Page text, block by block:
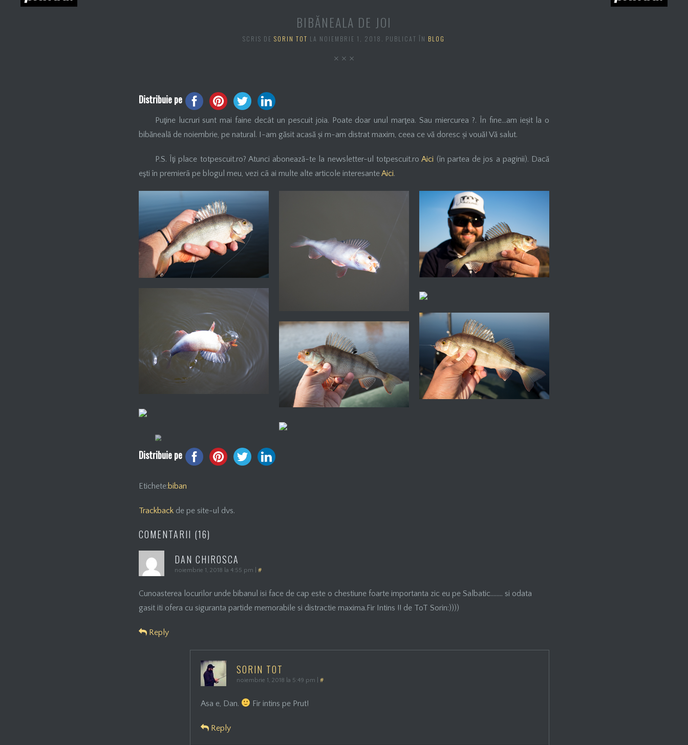
BIBĂNEALA DE JOI
SCRIS DESORIN TOT LA NOIEMBRIE 1, 2018 . PUBLICAT ÎN BLOG
Distribuie pe
Puţine lucruri sunt mai faine decât un pescuit joia. Poate doar unul marţea. Sau miercurea ?. În fine…am ieșit la o
bibăneală de noiembrie, pe natural. I-am găsit acasă și m-am distrat maxim, ceea ce vă doresc și vouă! Vă salut.
P.S. Îţi place totpescuit.ro? Atunci abonează-te la newsletter-ul totpescuit.roAici (în partea de jos a paginii). Dacă
eşti în premierã pe blogul meu, vezi cã ai multe alte articole interesanteAici.
Distribuie pe
Etichete:biban
Trackbackde pe site-ul dvs.
COMENTARII (16)
DAN CHIROSCA
noiembrie 1, 2018 la 4:55 pm #
Cunoasterea locurilor unde bibanul isi face de cap este o chestiune foarte importanta zic eu pe Salbatic…….. si odata
gasit iti ofera cu siguranta partide memorabile si distractie maxima.Fir Intins !! de ToT Sorin:))))
Reply
SORIN TOT
noiembrie 1, 2018 la 5:49 pm #
Asa e, Dan. Fir intins pe Prut!
Reply